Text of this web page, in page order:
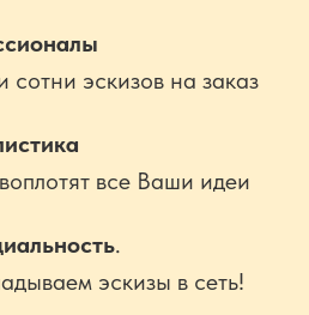
все Ваши идеи
.
эскизы в сеть!
сотни эскизов на заказ